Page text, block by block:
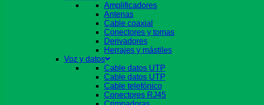
Amplificadores
Antenas
Cable coaxial
Conectores y tomas
Derivadores
Herrajes y mástiles
Voz y datos
Cable datos UTP
Cable datos UTP
Cable telefónico
Conectores RJ45